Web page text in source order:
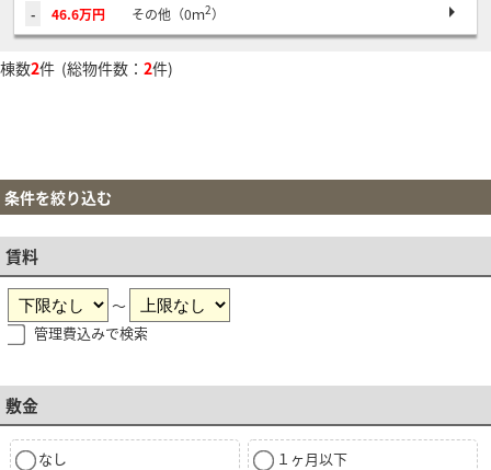
- 46.6万円 その他（0ｍ2）
棟数2件 (総物件数： 2件)
条件を絞り込む
賃料
～
管理費込みで検索
敷金
なし １ヶ月以下